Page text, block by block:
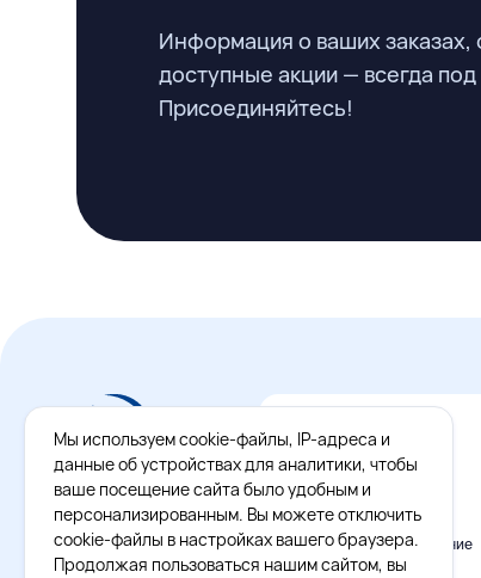
Информация о ваших заказах,
доступные акции — всегда под
Присоединяйтесь!
Официальное приложение
Восток - Запад
Мы используем cookie-файлы, IP-адреса и
данные об устройствах для аналитики, чтобы
ваше посещение сайта было удобным и
персонализированным. Вы можете отключить
cookie-файлы в настройках вашего браузера.
Продолжая пользоваться нашим сайтом, вы